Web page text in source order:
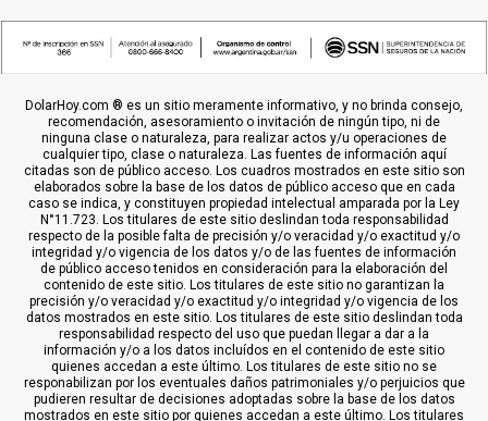
DolarHoy.com ® es un sitio meramente informativo, y no brinda consejo,
recomendación, asesoramiento o invitación de ningún tipo, ni de
ninguna clase o naturaleza, para realizar actos y/u operaciones de
cualquier tipo, clase o naturaleza. Las fuentes de información aquí
citadas son de público acceso. Los cuadros mostrados en este sitio son
elaborados sobre la base de los datos de público acceso que en cada
caso se indica, y constituyen propiedad intelectual amparada por la Ley
N°11.723. Los titulares de este sitio deslindan toda responsabilidad
respecto de la posible falta de precisión y/o veracidad y/o exactitud y/o
integridad y/o vigencia de los datos y/o de las fuentes de información
de público acceso tenidos en consideración para la elaboración del
contenido de este sitio. Los titulares de este sitio no garantizan la
precisión y/o veracidad y/o exactitud y/o integridad y/o vigencia de los
datos mostrados en este sitio. Los titulares de este sitio deslindan toda
responsabilidad respecto del uso que puedan llegar a dar a la
información y/o a los datos incluídos en el contenido de este sitio
quienes accedan a este último. Los titulares de este sitio no se
responabilizan por los eventuales daños patrimoniales y/o perjuicios que
pudieren resultar de decisiones adoptadas sobre la base de los datos
mostrados en este sitio por quienes accedan a este último. Los titulares